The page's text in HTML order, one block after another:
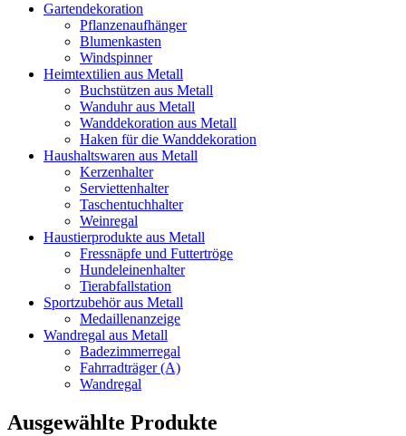
Gartendekoration
Pflanzenaufhänger
Blumenkasten
Windspinner
Heimtextilien aus Metall
Buchstützen aus Metall
Wanduhr aus Metall
Wanddekoration aus Metall
Haken für die Wanddekoration
Haushaltswaren aus Metall
Kerzenhalter
Serviettenhalter
Taschentuchhalter
Weinregal
Haustierprodukte aus Metall
Fressnäpfe und Futtertröge
Hundeleinenhalter
Tierabfallstation
Sportzubehör aus Metall
Medaillenanzeige
Wandregal aus Metall
Badezimmerregal
Fahrradträger (A)
Wandregal
Ausgewählte Produkte